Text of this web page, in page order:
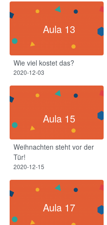
Aula 13
Wie viel kostet das?
2020-12-03
Aula 15
Weihnachten steht vor der
Tür!
2020-12-15
Aula 17